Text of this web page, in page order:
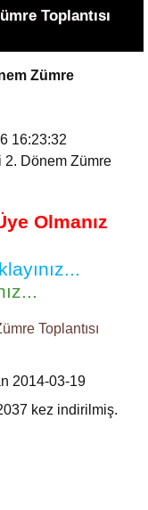
Toplantısı
Zümre
16:23:32
2. Dönem Zümre
Olmanız
Toplantısı
2014-03-19
kez indirilmiş.